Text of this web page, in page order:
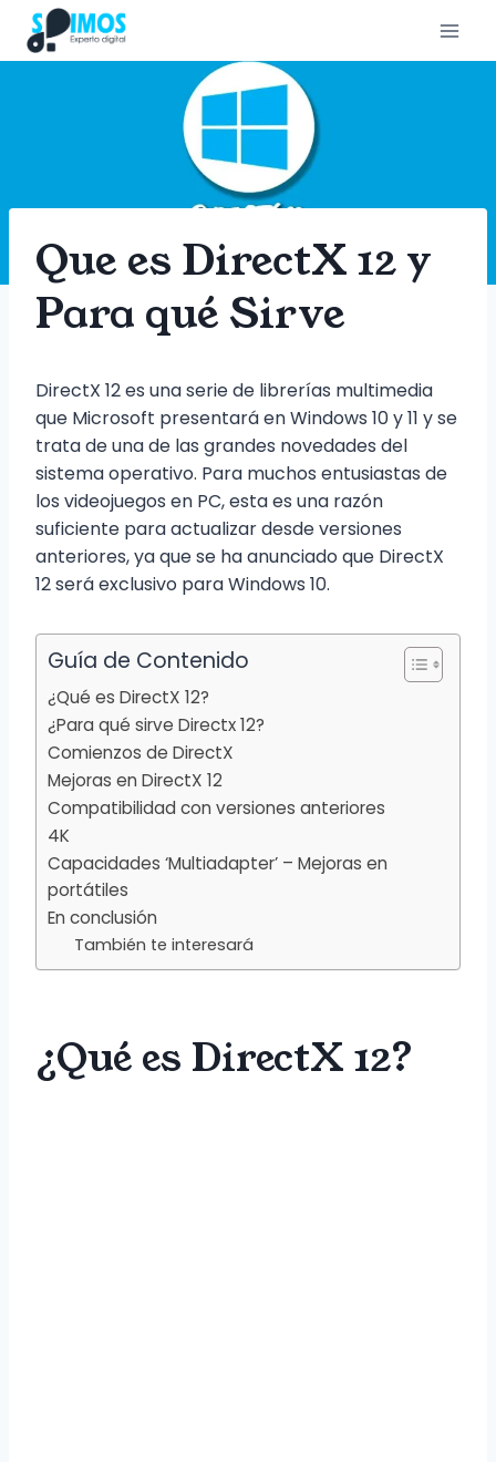
Saltar
contenido
Que es DirectX 12 y
Para qué Sirve
DirectX 12 es una serie de librerías multimedia
que Microsoft presentará en Windows 10 y 11 y se
trata de una de las grandes novedades del
sistema operativo. Para muchos entusiastas de
los videojuegos en PC, esta es una razón
suficiente para actualizar desde versiones
anteriores, ya que se ha anunciado que DirectX
12 será exclusivo para Windows 10.
Guía de Contenido
¿Qué es DirectX 12?
¿Para qué sirve Directx 12?
Comienzos de DirectX
Mejoras en DirectX 12
Compatibilidad con versiones anteriores
4K
Capacidades ‘Multiadapter’ – Mejoras en
portátiles
En conclusión
También te interesará
¿Qué es DirectX 12?